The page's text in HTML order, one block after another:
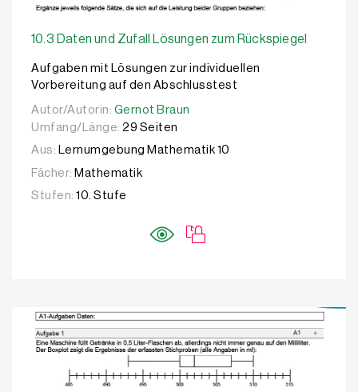
10.3 Daten und Zufall Lösungen zum Rückspiegel
Aufgaben mit Lösungen zur individuellen
Vorbereitung auf den Abschlusstest
Autor/Autorin: Gernot Braun
Autor/Autorin: Gernot Braun
Umfang/Länge: 29 Seiten
Aus: Lernumgebung Mathematik 10
Fächer: Mathematik
Stufen: 10. Stufe